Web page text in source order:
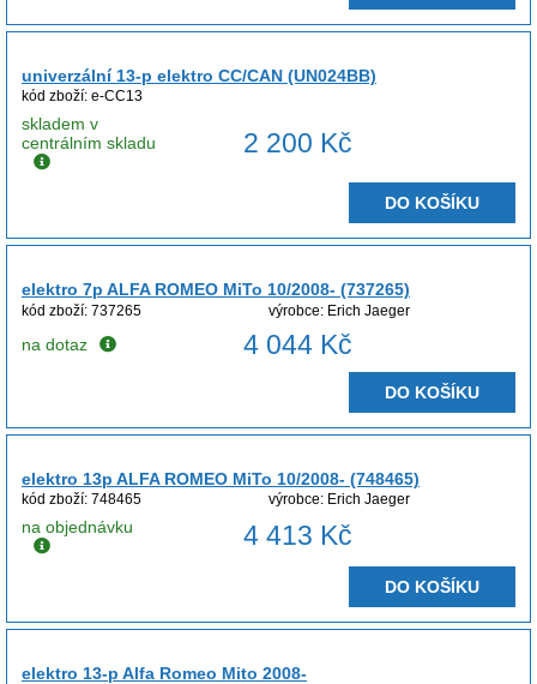
univerzální 13-p elektro CC/CAN (UN024BB)
kód zboží: e-CC13
skladem v
centrálním skladu
2 200 Kč
DO KOŠÍKU
elektro 7p ALFA ROMEO MiTo 10/2008- (737265)
kód zboží: 737265 výrobce: Erich Jaeger
na dotaz 4 044 Kč
DO KOŠÍKU
elektro 13p ALFA ROMEO MiTo 10/2008- (748465)
kód zboží: 748465 výrobce: Erich Jaeger
na objednávku 4 413 Kč
DO KOŠÍKU
elektro 13-p Alfa Romeo Mito 2008-